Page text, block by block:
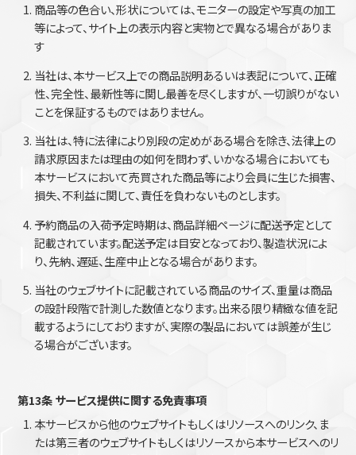
商品等の色合い、形状については、モニターの設定や写真の加工
等によって、サイト上の表示内容と実物とで異なる場合がありま
す
当社は、本サービス上での商品説明あるいは表記について、正確
性、完全性、最新性等に関し最善を尽くしますが、一切誤りがない
ことを保証するものではありません。
当社は、特に法律により別段の定めがある場合を除き、法律上の
請求原因または理由の如何を問わず、いかなる場合においても
本サービスにおいて売買された商品等により会員に生じた損害、
損失、不利益に関して、責任を負わないものとします。
予約商品の入荷予定時期は、商品詳細ページに配送予定として
記載されています。配送予定は目安となっており、製造状況によ
り、先納、遅延、生産中止となる場合があります。
当社のウェブサイトに記載されている商品のサイズ、重量は商品
の設計段階で計測した数値となります。出来る限り精緻な値を記
載するようにしておりますが、実際の製品においては誤差が生じ
る場合がございます。
第13条 サービス提供に関する免責事項
本サービスから他のウェブサイトもしくはリソースへのリンク、ま
たは第三者のウェブサイトもしくはリソースから本サービスへのリ